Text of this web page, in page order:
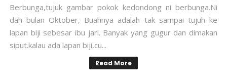
Berbunga,tujuk gambar pokok kedondong ni berbunga.Ni
dah bulan Oktober, Buahnya adalah tak sampai tujuh ke
lapan biji sebesar ibu jari. Banyak yang gugur dan dimakan
siput.kalau ada lapan biji,cu...
Read More